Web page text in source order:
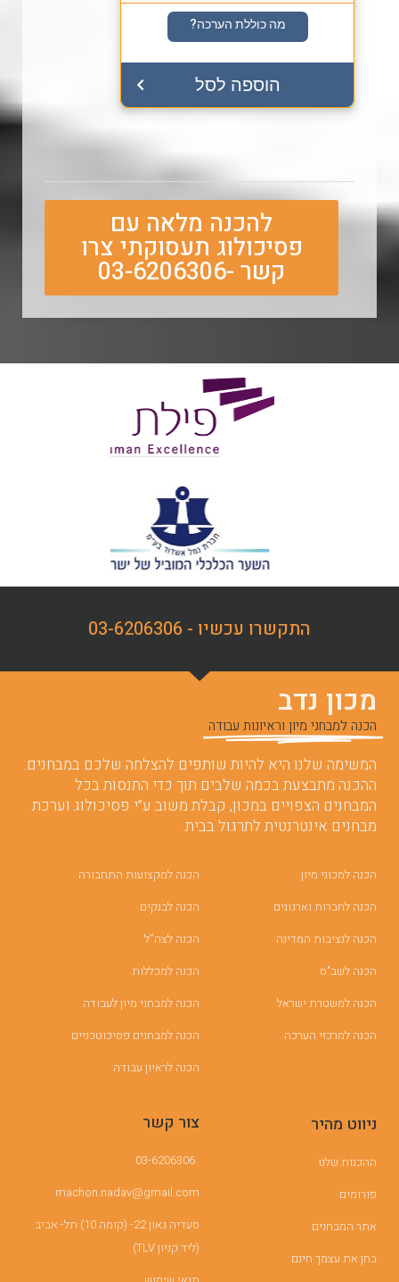
הוספה לסל
מה כוללת הערכה?
להכנה מלאה עם
פסיכולוג תעסוקתי צרו
קשר -03-6206306
התקשרו עכשיו - 03-6206306
מכון נדב
הכנה למבחני מיון וראיונות עבודה
המשימה שלנו היא להיות שותפים להצלחה שלכם במבחנים.
ההכנה מתבצעת בכמה שלבים תוך כדי התנסות בכל
המבחנים הצפויים במכון, קבלת משוב ע”י פסיכולוג וערכת
מבחנים אינטרנטית לתרגול בבית.
הכנה למכוני מיון
הכנה לחברות וארגונים
הכנה לנציבות המדינה
הכנה לשב"ס
הכנה למשטרת ישראל
הכנה למרכזי הערכה
הכנה למקצועות התחבורה
הכנה לבנקים
הכנה לצה”ל
הכנה למכללות
הכנה למבחני מיון לעבודה
הכנה למבחנים פסיכוטכניים
הכנה לראיון עבודה
ניווט מהיר
ההכנות שלנו
פורומים
אתר המבחנים
בחן את עצמך חינם
צור קשר
03-6206306
machon.nadav@gmail.com
סעדיה גאון 22- (קומה 10) תל- אביב
(ליד קניון TLV)